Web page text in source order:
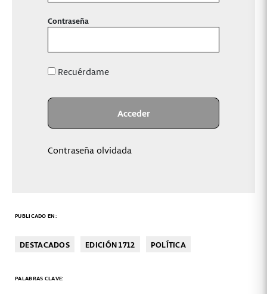
Contraseña
Recuérdame
Contraseña olvidada
PUBLICADO EN:
DESTACADOS EDICIÓN 1712 POLÍTICA
PALABRAS CLAVE: